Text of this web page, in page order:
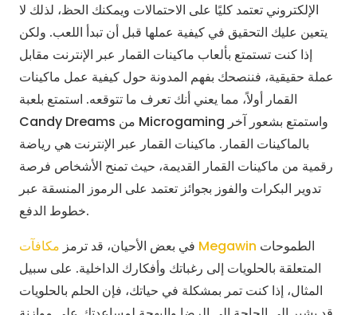
الإلكتروني تعتمد كليًا على الاحتمالات ويمكنك الحظ، لذلك لا
يتعين عليك التحقيق في كيفية عملها قبل أن تبدأ اللعب. ولكن
إذا كنت تستمتع بألعاب ماكينات القمار عبر الإنترنت مقابل
عملة حقيقية، فننصحك بفهم المدونة حول كيفية عمل ماكينات
القمار أولاً، مما يعني أنك تعرف ما تتوقعه. استمتع بلعبة
Candy Dreams من Microgaming واستمتع بشعور آخر
بالماكينات القمار. ماكينات القمار عبر الإنترنت هي رياضة
رقمية من ماكينات القمار القديمة، حيث تمنح الأشخاص فرصة
تدوير البكرات والفوز بجوائز تعتمد على الرموز المنسقة عبر
خطوط الدفع.
في بعض الأحيان، قد ترمز مكافآت Megawin
المتعلقة بالحلويات إلى رغباتك وأفكارك الداخلية. على سبيل
المثال، إذا كنت تمر بمشكلة في حياتك، فإن الحلم بالحلويات